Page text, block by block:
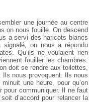
une journée au centre
on nous fouille. On descend
a servi des haricots blancs
signalé, on nous a répondu
Qu’ils ne voulaient rien
fouiller les chambres.
doit se rendre aux toilettes,
nous provoquent. Ils nous
une heure, pour qu’on
pour communiquer. Il ne faut
d’accord pour relancer la